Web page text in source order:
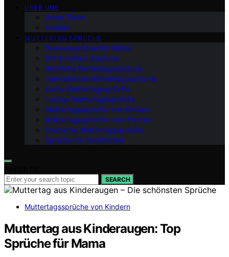
ÜBER UNS
Unser Team
Kontakt
MUTTERTAG SPRÜCHE
Dankessprüche für Mütter
DIY & Karten-Sprüche
Herzliche Muttertagssprüche
Internationale Muttertagssprüche
Kurze Muttertagssprüche
Lustige Muttertagssprüche
Muttertagssprüche von Kindern
Muttertagssprüche vom Partner
Poetische Muttertagssprüche
Sprüche für Großmütter
SEARCH
Muttertagssprüche von Kindern
Muttertag aus Kinderaugen: Top
Sprüche für Mama